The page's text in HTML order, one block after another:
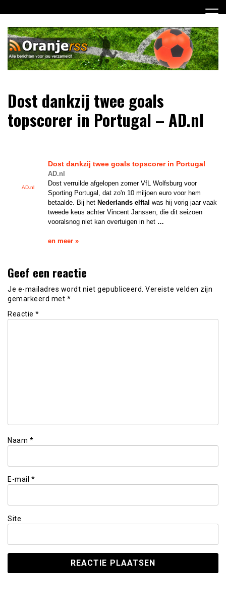
naar
inhoud
Oranje RSS
niets meer van het Nederlands Elftal op weg naar het EK
2012!
Dost dankzij twee goals
topscorer in Portugal – AD.nl
AD.nl
Dost dankzij twee goals topscorer in Portugal
AD.nl
Dost verruilde afgelopen zomer VfL Wolfsburg voor
Sporting Portugal, dat zo'n 10 miljoen euro voor hem
betaalde. Bij het Nederlands elftal was hij vorig jaar vaak
tweede keus achter Vincent Janssen, die dit seizoen
vooralsnog niet kan overtuigen in het …
en meer »
Geef een reactie
Je e-mailadres wordt niet gepubliceerd. Vereiste velden zijn
gemarkeerd met *
Reactie *
Naam *
E-mail *
Site